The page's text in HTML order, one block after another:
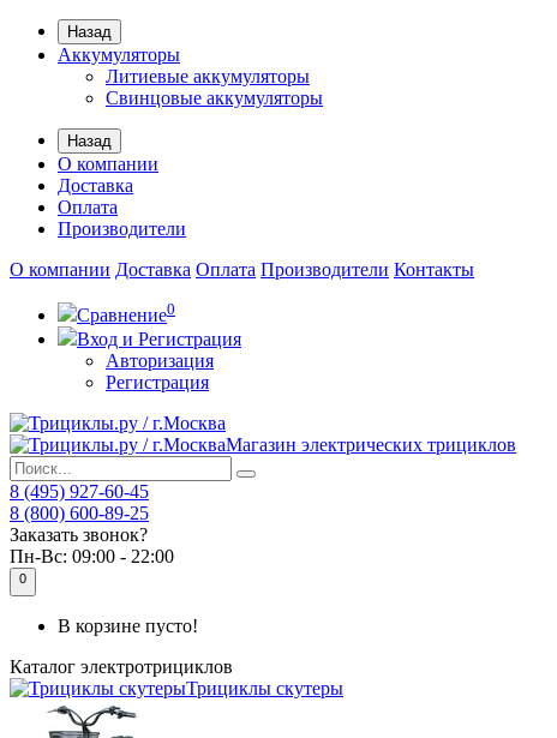
Назад
Аккумуляторы
Литиевые аккумуляторы
Свинцовые аккумуляторы
Назад
О компании
Доставка
Оплата
Производители
О компании Доставка Оплата Производители Контакты
Сравнение0
Вход и Регистрация
Авторизация
Регистрация
Магазин электрических трициклов
8 (495) 927-60-45
8 (800) 600-89-25
Заказать звонок?
Пн-Вс: 09:00 - 22:00
0
В корзине пусто!
Каталог электротрициклов
Трициклы скутеры